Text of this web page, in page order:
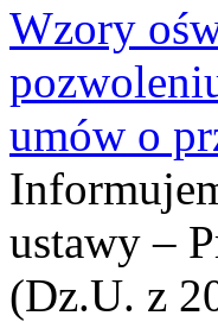
Wzory
umów o
ustawy –
(Dz.U. z